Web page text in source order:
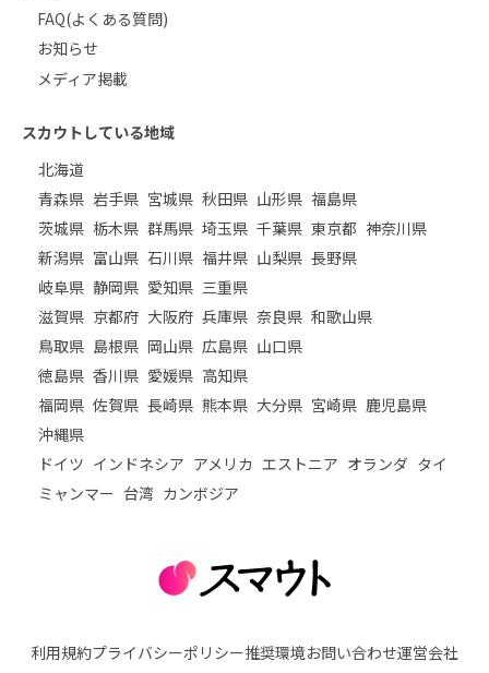
FAQ(よくある質問)
お知らせ
メディア掲載
スカウトしている地域
北海道
青森県 岩手県 宮城県 秋田県 山形県 福島県
茨城県 栃木県 群馬県 埼玉県 千葉県 東京都 神奈川県
新潟県 富山県 石川県 福井県 山梨県 長野県
岐阜県 静岡県 愛知県 三重県
滋賀県 京都府 大阪府 兵庫県 奈良県 和歌山県
鳥取県 島根県 岡山県 広島県 山口県
徳島県 香川県 愛媛県 高知県
福岡県 佐賀県 長崎県 熊本県 大分県 宮崎県 鹿児島県
沖縄県
ドイツ インドネシア アメリカ エストニア オランダ タイ
ミャンマー 台湾 カンボジア
利用規約プライバシーポリシー推奨環境お問い合わせ運営会社